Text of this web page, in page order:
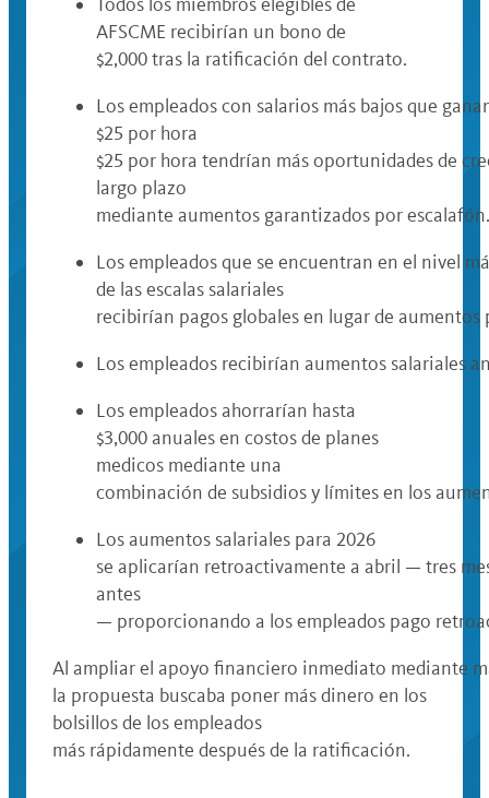
AFSCME recibirían un bono de
$2,000 tras la ratificación del contrato.
Los empleados con salarios más bajos que
$25 por hora
$25 por hora tendrían más oportunidades de
largo plazo
mediante aumentos garantizados por
Los empleados que se encuentran en el nivel
de las escalas salariales
recibirían pagos globales en lugar de
Los empleados recibirían aumentos salariales
Los empleados ahorrarían hasta
$3,000 anuales en costos de planes
medicos mediante una
combinación de subsidios y límites en los
Los aumentos salariales para 2026
se aplicarían retroactivamente a abril — tres
antes
— proporcionando a los empleados pago
Al ampliar el apoyo financiero inmediato mediante
la propuesta buscaba poner más dinero en los
bolsillos de los empleados
más rápidamente después de la ratificación.